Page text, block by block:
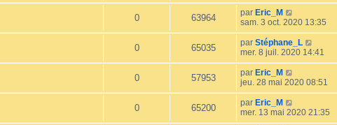
0 63964 par Eric_M
sam. 3 oct. 2020 13:35
0 65035 par Stéphane_L
mer. 8 juil. 2020 14:41
0 57953 par Eric_M
jeu. 28 mai 2020 08:51
0 65200 par Eric_M
mer. 13 mai 2020 21:35